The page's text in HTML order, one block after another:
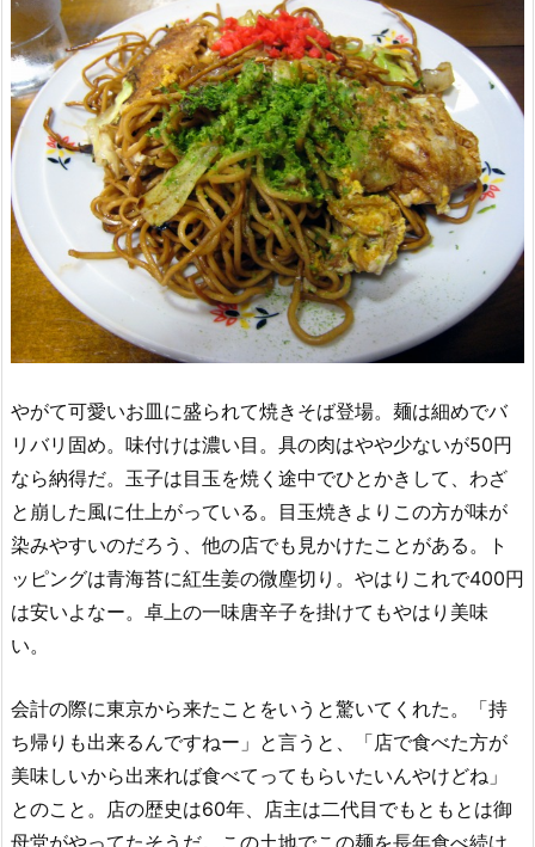
やがて可愛いお皿に盛られて焼きそば登場。麺は細めでバ
リバリ固め。味付けは濃い目。具の肉はやや少ないが50円
なら納得だ。玉子は目玉を焼く途中でひとかきして、わざ
と崩した風に仕上がっている。目玉焼きよりこの方が味が
染みやすいのだろう、他の店でも見かけたことがある。ト
ッピングは青海苔に紅生姜の微塵切り。やはりこれで400円
は安いよなー。卓上の一味唐辛子を掛けてもやはり美味
い。
会計の際に東京から来たことをいうと驚いてくれた。「持
ち帰りも出来るんですねー」と言うと、「店で食べた方が
美味しいから出来れば食べてってもらいたいんやけどね」
とのこと。店の歴史は60年、店主は二代目でもともとは御